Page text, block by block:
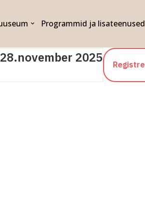
Programmid ja lisateenused
2025